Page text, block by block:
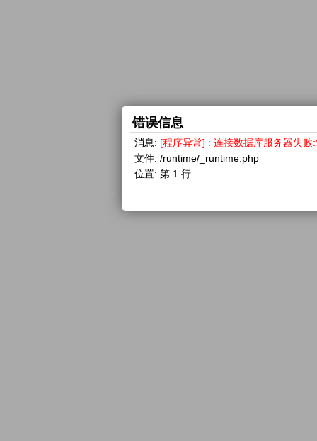
错误信息
消息: [程序异常] : 连接数据库服务器失
文件: /runtime/_runtime.php
位置: 第 1 行